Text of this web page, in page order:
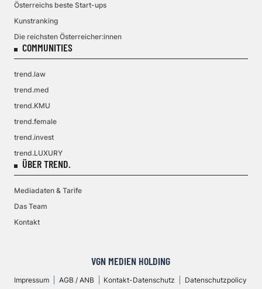
Österreichs beste Start-ups
Kunstranking
Die reichsten Österreicher:innen
COMMUNITIES
trend.law
trend.med
trend.KMU
trend.female
trend.invest
trend.LUXURY
ÜBER TREND.
Mediadaten & Tarife
Das Team
Kontakt
VGN MEDIEN HOLDING
Impressum AGB / ANB Kontakt-Datenschutz Datenschutzpolicy